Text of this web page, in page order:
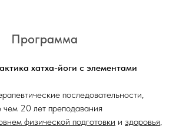
Программа
хатха-йоги с элементами
последовательности,
чем 20 лет преподавания
физической подготовки и здоровья